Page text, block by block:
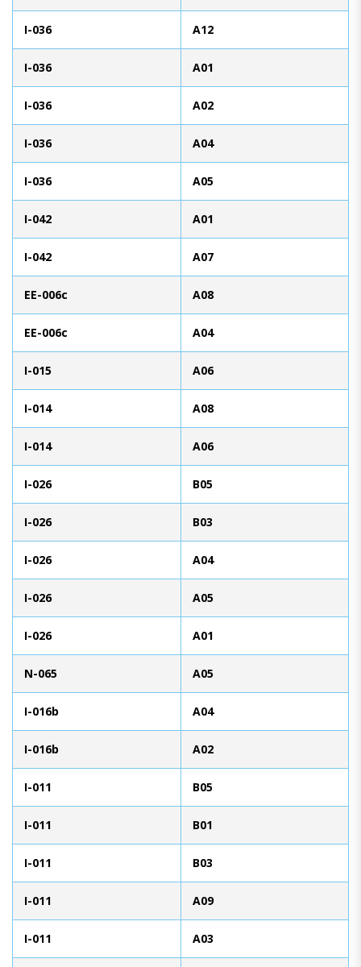
I-036 A12
I-036 A01
I-036 A02
I-036 A04
I-036 A05
I-042 A01
I-042 A07
EE-006c A08
EE-006c A04
I-015 A06
I-014 A08
I-014 A06
I-026 B05
I-026 B03
I-026 A04
I-026 A05
I-026 A01
N-065 A05
I-016b A04
I-016b A02
I-011 B05
I-011 B01
I-011 B03
I-011 A09
I-011 A03